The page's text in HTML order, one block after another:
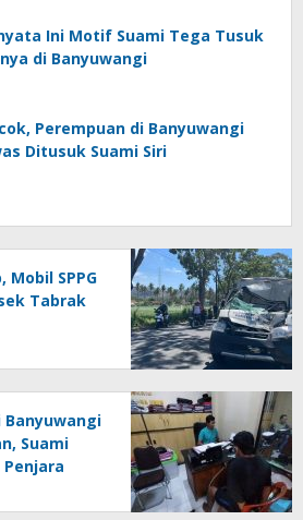
Ini Motif Suami Tega Tusuk
di Banyuwangi
Perempuan di Banyuwangi
Ditusuk Suami Siri
Mobil SPPG
Tabrak
Banyuwangi
Suami